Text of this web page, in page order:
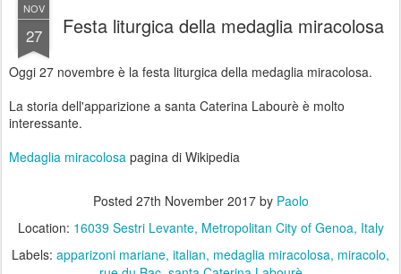
NOV
27 Festa liturgica della medaglia miracolosa
Oggi 27 novembre è la festa liturgica della medaglia miracolosa.
La storia dell'apparizione a santa Caterina Labourè è molto
interessante.
Medaglia miracolosa pagina di Wikipedia
Posted 27th November 2017by Paolo
Location: 16039 Sestri Levante, Metropolitan City of Genoa, Italy
Labels: apparizoni mariane italian medaglia miracolosa miracolo